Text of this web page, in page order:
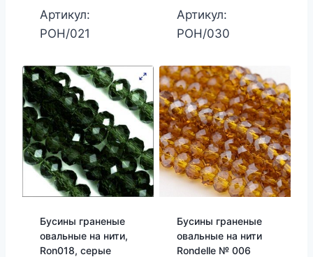
Артикул:
РОН/021
Артикул:
РОН/030
Бусины граненые
овальные на нити,
Ron018, серые
Бусины граненые
овальные на нити
Rondelle № 006